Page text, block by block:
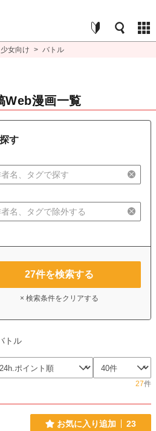
少女向け > バトル
Web漫画一覧
す
27件を検索する
× 検索条件をクリアする
トル
27件
お気に入り追加 23